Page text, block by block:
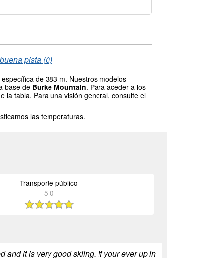
buena pista (0)
de 383 m. Nuestros modelos
base de Burke Mountain. Para aceder a los
la tabla. Para una visión general, consulte el
las temperaturas.
Transporte público
5.0
and it is very good skiing. If your ever up in